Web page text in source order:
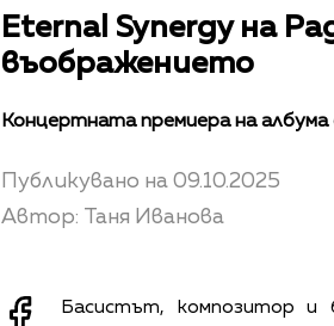
Eternal Synergy на
въображението
Концертната премиера на албума
Публикувано на 09.10.2025
Автор: Таня Иванова
Басистът, композитор и